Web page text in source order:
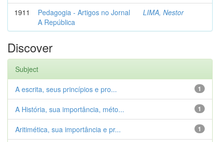
1911
Pedagogia - Artigos no Jornal
A República
LIMA, Nestor
Discover
Subject
1
A escrita, seus princípios e pro...
1
A História, sua importância, méto...
1
Aritimética, sua importância e pr...